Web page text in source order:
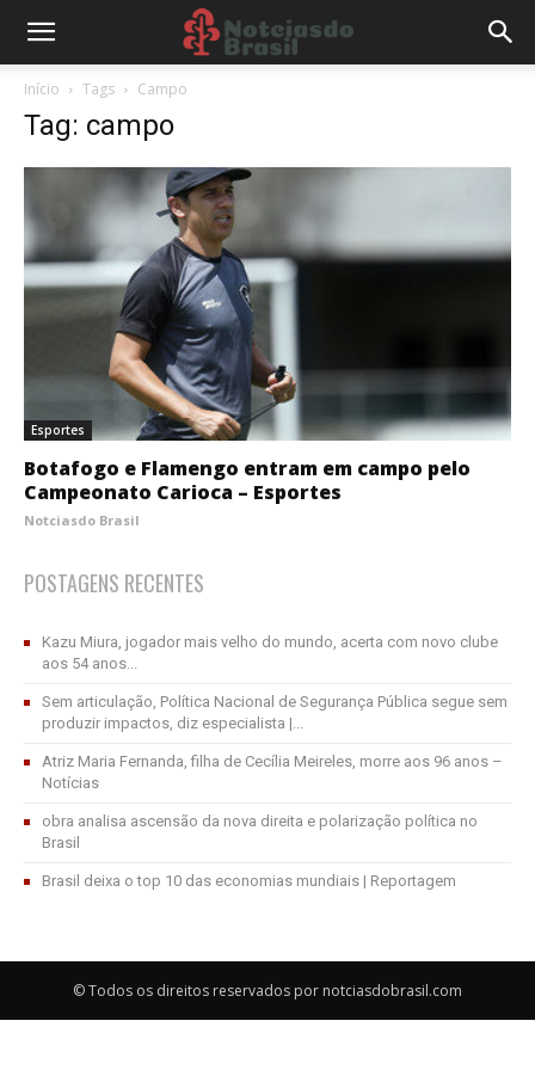
Início Tags Campo
Tag: campo
Esportes
Botafogo e Flamengo entram em campo pelo
Campeonato Carioca – Esportes
Notciasdo Brasil
POSTAGENS RECENTES
Kazu Miura, jogador mais velho do mundo, acerta com novo clube
aos 54 anos...
Sem articulação, Política Nacional de Segurança Pública segue sem
produzir impactos, diz especialista |...
Atriz Maria Fernanda, filha de Cecília Meireles, morre aos 96 anos –
Notícias
obra analisa ascensão da nova direita e polarização política no
Brasil
Brasil deixa o top 10 das economias mundiais | Reportagem
© Todos os direitos reservados por notciasdobrasil.com